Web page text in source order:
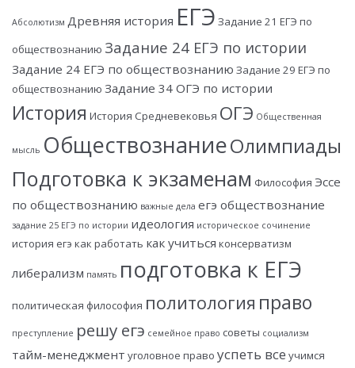
Абсолютизм Древняя история ЕГЭ Задание 21 ЕГЭ по
обществознанию Задание 24 ЕГЭ по истории
Задание 24 ЕГЭ по обществознанию Задание 29 ЕГЭ по
обществознанию Задание 34 ОГЭ по истории
История История Средневековья ОГЭ Общественная
мысль ОбществознаниеОлимпиады
Подготовка к экзаменам Философия Эссе
по обществознанию важные дела егэ обществознание
задание 25 ЕГЭ по истории идеология историческое сочинение
история егэ как работать как учиться консерватизм
либерализм память подготовка к ЕГЭ
политическая философия политология право
преступление решу егэ семейное право советы социализм
тайм-менеджмент уголовное право успеть все учимся